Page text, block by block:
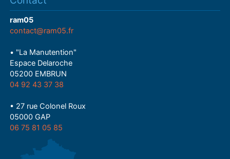
ram05
contact@ram05.fr
• "La Manutention"
Espace Delaroche
05200 EMBRUN
04 92 43 37 38
• 27 rue Colonel Roux
05000 GAP
06 75 81 05 85